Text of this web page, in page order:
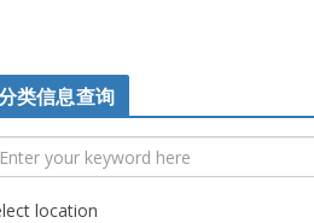
类信息查询
location